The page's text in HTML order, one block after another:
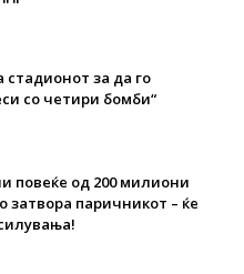
стадионот за да го
со четири бомби“
повеќе од 200 милиони
затвора паричникот – ќе